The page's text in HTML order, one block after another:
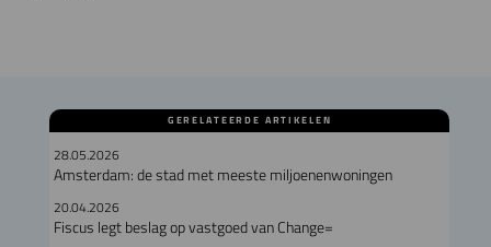
GERELATEERDE ARTIKELEN
28.05.2026
Amsterdam: de stad met meeste miljoenenwoningen
20.04.2026
Fiscus legt beslag op vastgoed van Change=